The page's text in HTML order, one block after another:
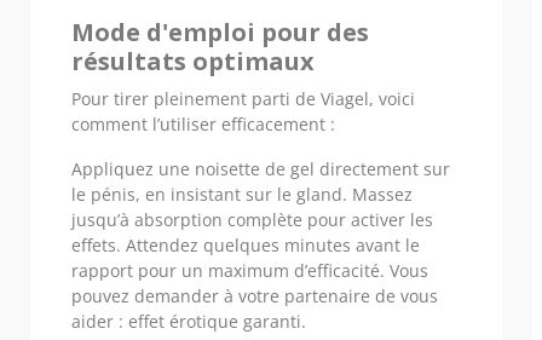
Mode d'emploi pour des
résultats optimaux
Pour tirer pleinement parti de Viagel, voici
comment l’utiliser efficacement :
Appliquez une noisette de gel directement sur
le pénis, en insistant sur le gland. Massez
jusqu’à absorption complète pour activer les
effets. Attendez quelques minutes avant le
rapport pour un maximum d’efficacité. Vous
pouvez demander à votre partenaire de vous
aider : effet érotique garanti.